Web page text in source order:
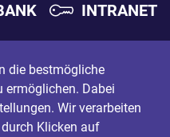
INTRANET
die bestmögliche
ermöglichen. Dabei
Wir verarbeiten
Klicken auf